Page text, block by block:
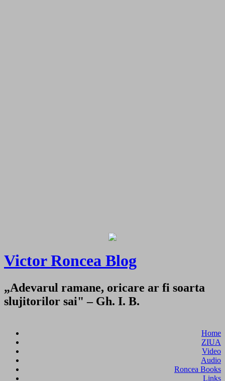
Victor Roncea Blog
„Adevarul ramane, oricare ar fi soarta
slujitorilor sai" – Gh. I. B.
Home
ZIUA
Video
Audio
Roncea Books
Links